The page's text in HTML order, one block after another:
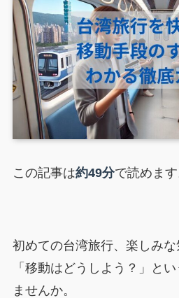
この記事は約49分で読めます
初めての台湾旅行、楽しみ
「移動はどうしよう？」と
ませんか。